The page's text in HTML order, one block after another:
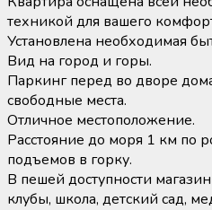
техникой для вашего
Установлена необходимая
Вид на город и горы.
Паркинг перед во дворе
свободные места.
Отличное местоположение.
Расстояние до моря 1 км по
подъемов в горку.
В пешей доступности
клубы, школа, детский сад,